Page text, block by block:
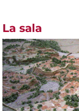
La sala